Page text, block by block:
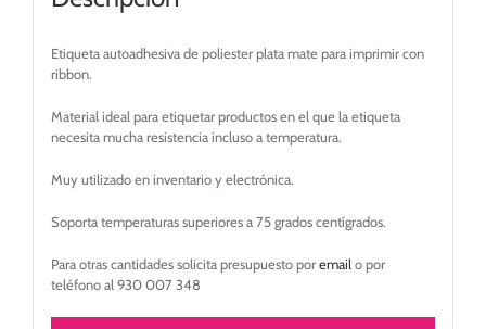
cantidad
Etiqueta autoadhesiva de poliester plata mate para imprimir con
ribbon.
Material ideal para etiquetar productos en el que la etiqueta
necesita mucha resistencia incluso a temperatura.
Muy utilizado en inventario y electrónica.
Soporta temperaturas superiores a 75 grados centígrados.
Para otras cantidades solicita presupuesto poremail o por
teléfono al 930 007 348